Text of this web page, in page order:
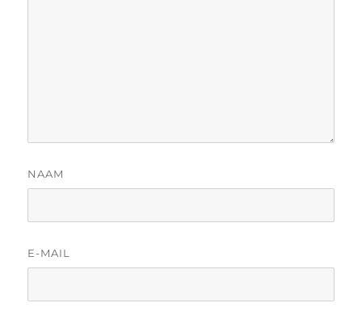
NAAM
E-MAIL